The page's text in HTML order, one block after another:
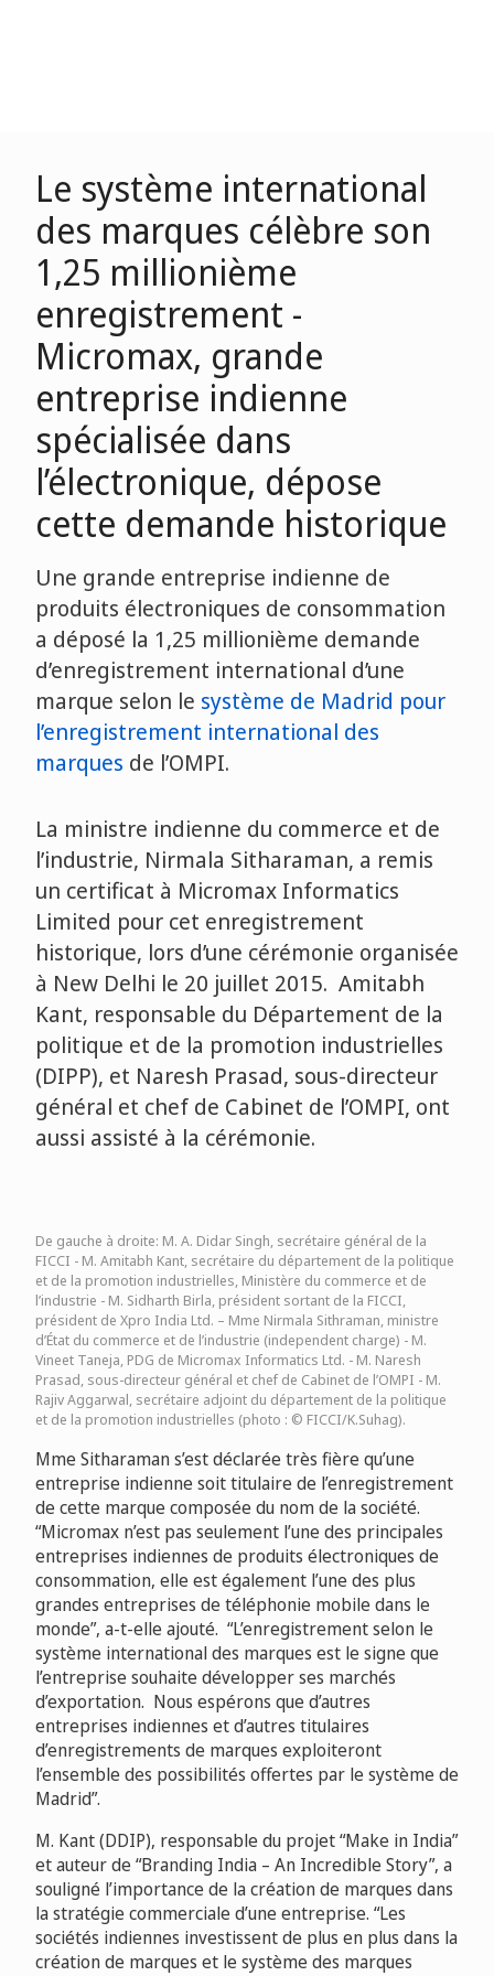
Le système international
des marques célèbre son
1,25 millionième
enregistrement -
Micromax, grande
entreprise indienne
spécialisée dans
l’électronique, dépose
cette demande historique
Une grande entreprise indienne de
produits électroniques de consommation
a déposé la 1,25 millionième demande
d’enregistrement international d’une
marque selon le système de Madrid pour
l’enregistrement international des
marques de l’OMPI.
La ministre indienne du commerce et de
l’industrie, Nirmala Sitharaman, a remis
un certificat à Micromax Informatics
Limited pour cet enregistrement
historique, lors d’une cérémonie organisée
à New Delhi le 20 juillet 2015. Amitabh
Kant, responsable du Département de la
politique et de la promotion industrielles
(DIPP), et Naresh Prasad, sous-directeur
général et chef de Cabinet de l’OMPI, ont
aussi assisté à la cérémonie.
De gauche à droite: M. A. Didar Singh, secrétaire général de la
FICCI - M. Amitabh Kant, secrétaire du département de la politique
et de la promotion industrielles, Ministère du commerce et de
l’industrie - M. Sidharth Birla, président sortant de la FICCI,
président de Xpro India Ltd. – Mme Nirmala Sithraman, ministre
d’État du commerce et de l’industrie (independent charge) - M.
Vineet Taneja, PDG de Micromax Informatics Ltd. - M. Naresh
Prasad, sous-directeur général et chef de Cabinet de l’OMPI - M.
Rajiv Aggarwal, secrétaire adjoint du département de la politique
et de la promotion industrielles (photo : © FICCI/K.Suhag).
Mme Sitharaman s’est déclarée très fière qu’une
entreprise indienne soit titulaire de l’enregistrement
de cette marque composée du nom de la société.
“Micromax n’est pas seulement l’une des principales
entreprises indiennes de produits électroniques de
consommation, elle est également l’une des plus
grandes entreprises de téléphonie mobile dans le
monde”, a-t-elle ajouté. “L’enregistrement selon le
système international des marques est le signe que
l’entreprise souhaite développer ses marchés
d’exportation. Nous espérons que d’autres
entreprises indiennes et d’autres titulaires
d’enregistrements de marques exploiteront
l’ensemble des possibilités offertes par le système de
Madrid”.
M. Kant (DDIP), responsable du projet “Make in India”
et auteur de “Branding India – An Incredible Story”, a
souligné l’importance de la création de marques dans
la stratégie commerciale d’une entreprise. “Les
sociétés indiennes investissent de plus en plus dans la
création de marques et le système des marques